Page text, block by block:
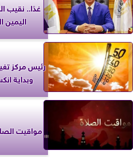
غدًا.. نقيب
اليمين
رئيس مركز
وبداية
مواقيت